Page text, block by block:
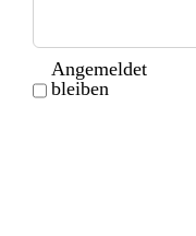
Angemeldet
bleiben